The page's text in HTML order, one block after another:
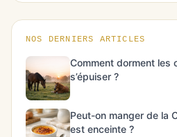
NOS DERNIERS ARTICLES
Comment dorment les
s’épuiser ?
Peut-on manger de la
est enceinte ?